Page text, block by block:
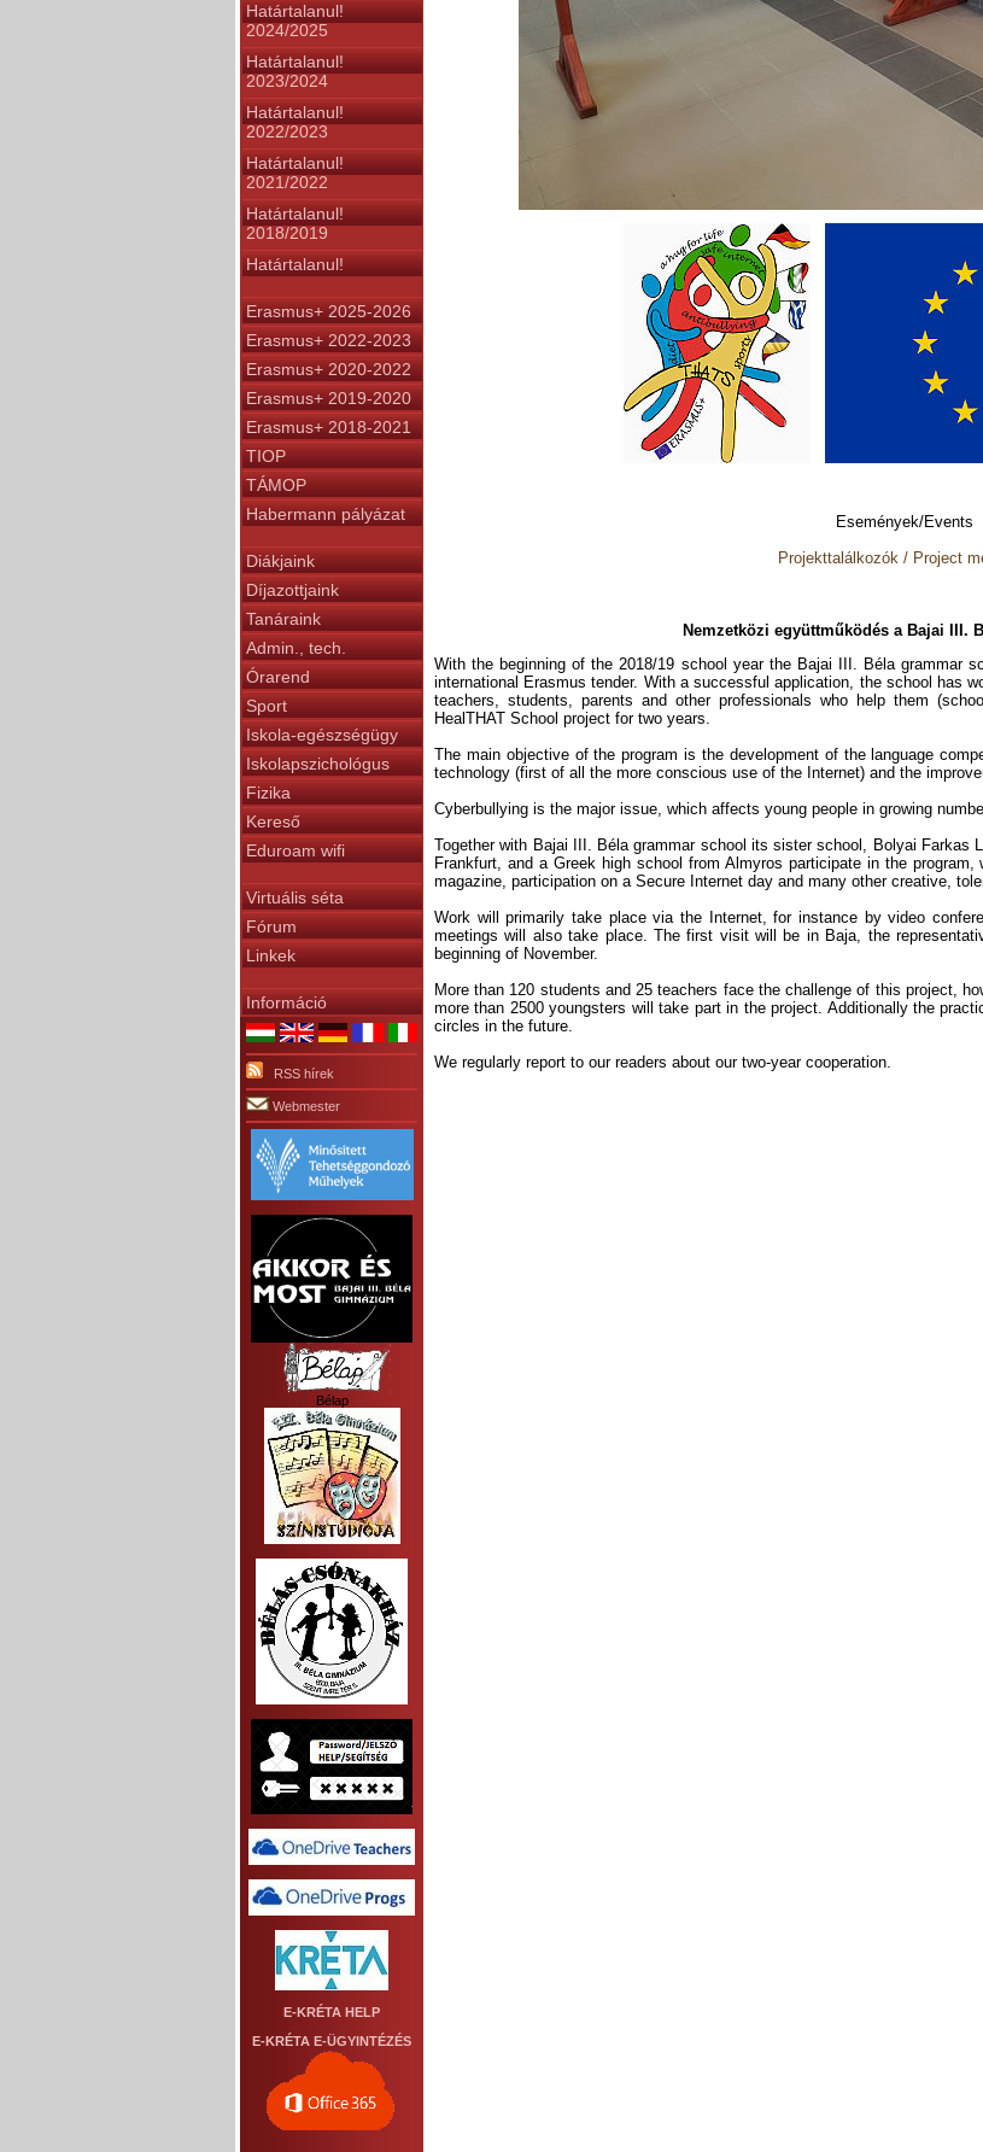
Határtalanul!
2024/2025
Határtalanul!
2023/2024
Határtalanul!
2022/2023
Határtalanul!
2021/2022
Határtalanul!
2018/2019
Határtalanul!
Erasmus+ 2025-2026
Erasmus+ 2022-2023
Erasmus+ 2020-2022
Erasmus+ 2019-2020
Erasmus+ 2018-2021
TIOP
TÁMOP
Habermann pályázat
Diákjaink
Díjazottjaink
Tanáraink
Admin., tech.
Órarend
Sport
Iskola-egészségügy
Iskolapszichológus
Fizika
Kereső
Eduroam wifi
Virtuális séta
Fórum
Linkek
Információ
RSS hírek
Webmester
Bélap
E-KRÉTA HELP
E-KRÉTA E-ÜGYINTÉZÉS
Események/Events
Projekttalálkozók / Project
Nemzetközi együttműködés a Bajai III.
With the beginning of the 2018/19 school year the Bajai III. Béla grammar
international Erasmus tender. With a successful application, the school has
teachers, students, parents and other professionals who help them
HealTHAT School project for two years.
The main objective of the program is the development of the language
technology (first of all the more conscious use of the Internet) and the
Cyberbullying is the major issue, which affects young people in growing
Together with Bajai III. Béla grammar school its sister school, Bolyai Farkas
Frankfurt, and a Greek high school from Almyros participate in the
magazine, participation on a Secure Internet day and many other creative,
Work will primarily take place via the Internet, for instance by video
meetings will also take place. The first visit will be in Baja, the
beginning of November.
More than 120 students and 25 teachers face the challenge of this project,
more than 2500 youngsters will take part in the project. Additionally the
circles in the future.
We regularly report to our readers about our two-year cooperation.